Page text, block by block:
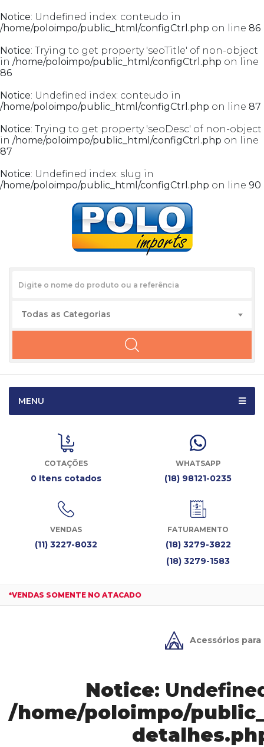
Notice: Undefined index: conteudo in
/home/poloimpo/public_html/configCtrl.php on line 86
Notice: Trying to get property 'seoTitle' of non-object
in /home/poloimpo/public_html/configCtrl.php on line
86
Notice: Undefined index: conteudo in
/home/poloimpo/public_html/configCtrl.php on line 87
Notice: Trying to get property 'seoDesc' of non-object
in /home/poloimpo/public_html/configCtrl.php on line
87
Notice: Undefined index: slug in
/home/poloimpo/public_html/configCtrl.php on line 90
Todas as Categorias
MENU
COTAÇÕES
0 Itens cotados
WHATSAPP
(18) 98121-0235
VENDAS
(11) 3227-8032
FATURAMENTO
(18) 3279-3822
(18) 3279-1583
*VENDAS SOMENTE NO ATACADO
Acessórios para
Notice:
/home/poloimpo/